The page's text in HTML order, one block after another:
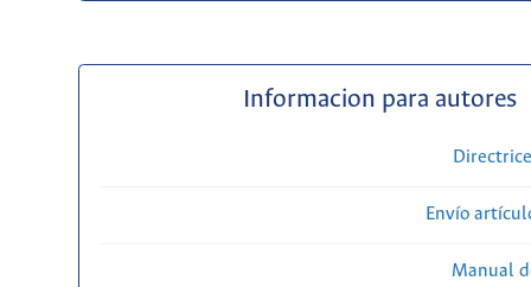
Informacion para autores
Envío
Manual